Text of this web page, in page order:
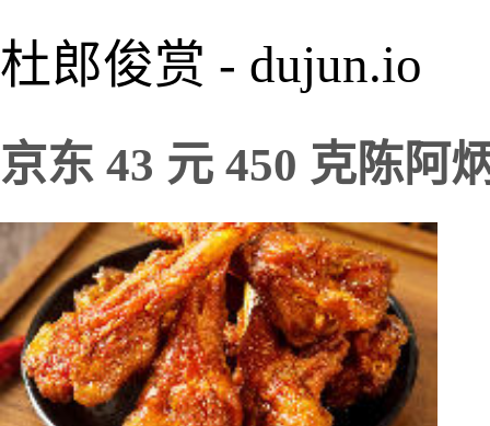
杜郎俊赏 - dujun.io
京东 43 元 450 克陈阿